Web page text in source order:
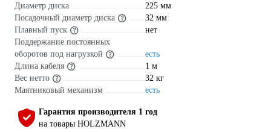
Диаметр диска
225 мм
Посадочный диаметр диска
32 мм
Плавный пуск
нет
Поддержание постоянных
оборотов под нагрузкой
есть
Длина кабеля
1 м
Вес нетто
32 кг
Маятниковый механизм
есть
Гарантия производителя 1 год
на товары HOLZMANN